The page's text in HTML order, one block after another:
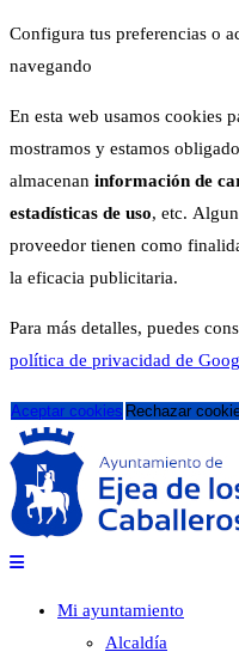
Configura tus preferencias o
navegando
En esta web usamos cookies
mostramos y estamos
almacenan información de
estadísticas de uso, etc.
proveedor tienen como
la eficacia publicitaria.
Para más detalles, puedes
política de privacidad de
Aceptar cookies Rechazar
Mi ayuntamiento
Alcaldía